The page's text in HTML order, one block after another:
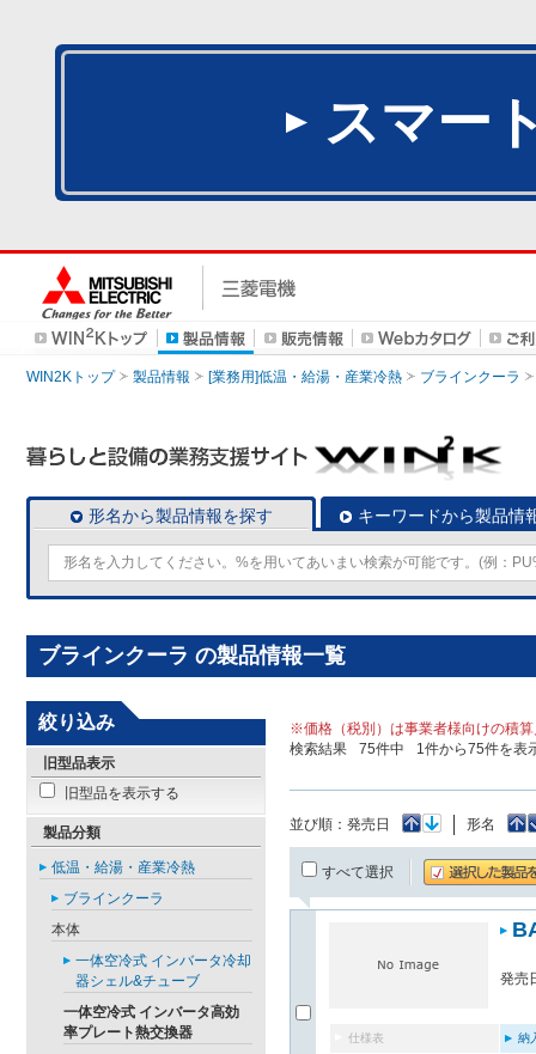
スマー
WIN2Kトップ 製品情報 [業務用]低温・給湯・産業冷熱 ブラインクーラ
形名から製品情報を探す キーワードから製品情
ブラインクーラ の製品情報一覧
※価格（税別）は事業者様向けの積
検索結果
75件中 1件から75件を表
並び順： 発売日 形名
すべて選択
発売
仕様表 納
絞り込み
旧型品表示
旧型品を表示する
製品分類
低温・給湯・産業冷熱
ブラインクーラ
本体
一体空冷式 インバータ冷却
器シェル&チューブ
一体空冷式 インバータ高効
率プレート熱交換器